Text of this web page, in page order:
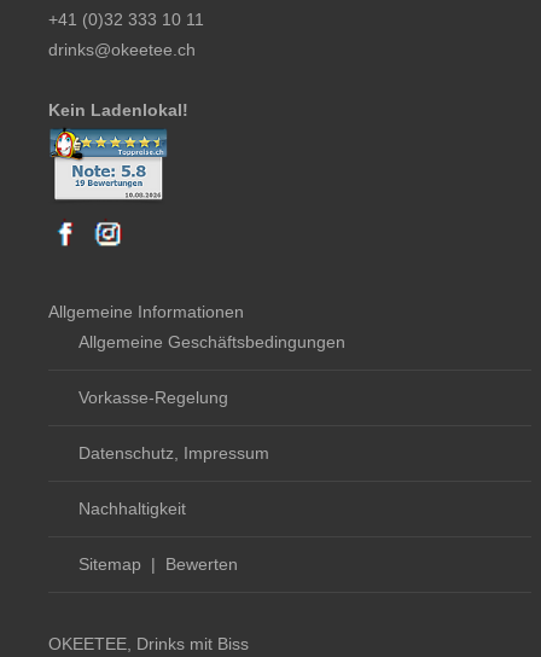
+41 (0)32 333 10 11
drinks@okeetee.ch
Kein Ladenlokal!
Allgemeine Informationen
Allgemeine Geschäftsbedingungen
Vorkasse-Regelung
Datenschutz, Impressum
Nachhaltigkeit
Sitemap | Bewerten
OKEETEE, Drinks mit Biss